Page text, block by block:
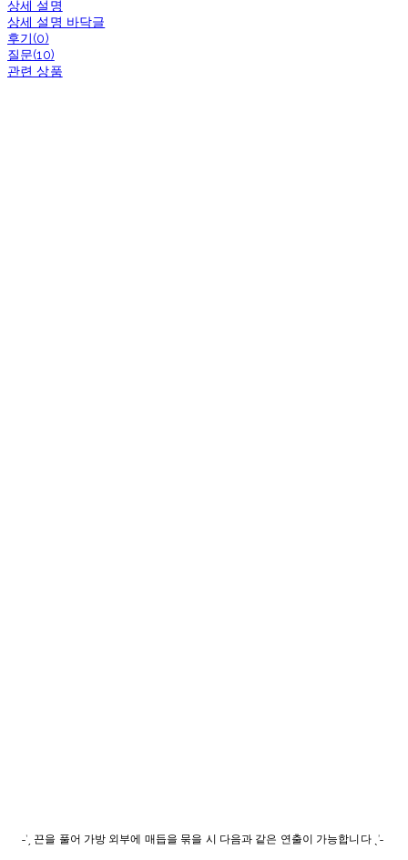
상세 설명
상세 설명 바닥글
후기(0)
질문(10)
관련 상품
˗ˋˏ 끈을 풀어 가방 외부에 매듭을 묶을 시 다음과 같은 연출이 가능합니다 ˎˊ˗